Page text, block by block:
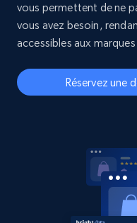
vous permettent de ne
vous avez besoin,
accessibles aux
Réservez une